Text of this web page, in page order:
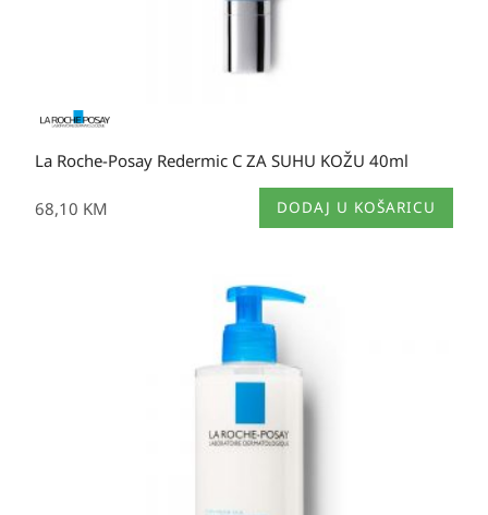
La Roche-Posay Redermic C ZA SUHU KOŽU 40ml
68,10 KM DODAJ U KOŠARICU